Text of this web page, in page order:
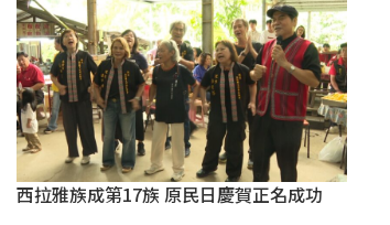
西拉雅族成第17族 原民日慶賀正名成功